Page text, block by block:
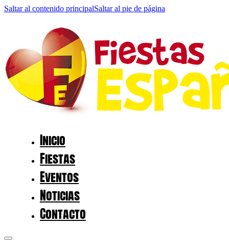
Saltar al contenido principalSaltar al pie de página
Inicio
Fiestas
Eventos
Noticias
Contacto